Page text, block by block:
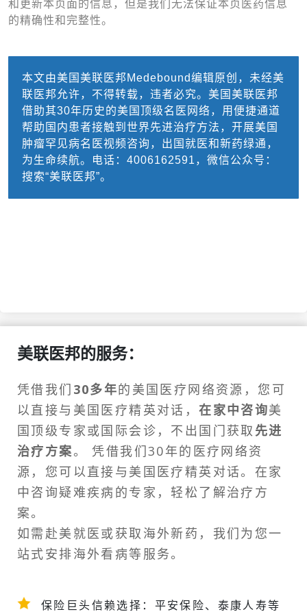
和更新本页面的信息，但是我们无法保证本页医药信息
的精确性和完整性。
本文由美国美联医邦Medebound编辑原创，未经美
联医邦允许，不得转载，违者必究。美国美联医邦
借助其30年历史的美国顶级名医网络，用便捷通道
帮助国内患者接触到世界先进治疗方法，开展美国
肿瘤罕见病名医视频咨询，出国就医和新药绿通，
为生命续航。电话：4006162591，微信公众号：
搜索“美联医邦”。
美联医邦的服务：
凭借我们 30多年的美国医疗网络资源，您可
以直接与美国医疗精英对话，在家中咨询美
国顶级专家或国际会诊 ，不出国门获取 先进
治疗方案。 凭借我们30年的医疗网络资
源，您可以直接与美国医疗精英对话。在家
中咨询疑难疾病的专家，轻松了解治疗方
案。
如需 赴美就医或获取海外新药，我们为您一
站式安排海外看病等服务。
保险巨头信赖选择：平安保险、泰康人寿等